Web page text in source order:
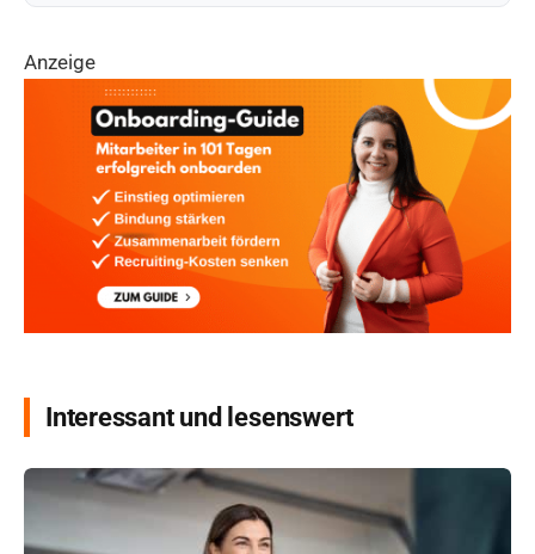
Anzeige
Interessant und lesenswert